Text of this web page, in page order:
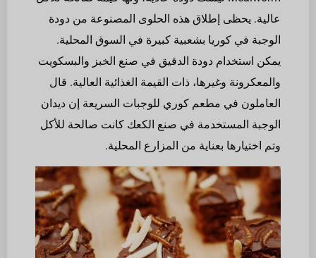
عالية. يحظى إطلاق هذه الحلوى المصنوعة من دودة
الوجبة في كوريا بشعبية كبيرة في السوق المحلية.
يمكن استخدام دودة الدقيق في صنع الخبز والبسكويت
والمعكرونة وغيرها، ذات القيمة الغذائية العالية. قال
العاملون في مطعم كوري للوجبات السريعة إن ديدان
الوجبة المستخدمة في صنع الكعك كانت صالحة للأكل
وتم اختيارها بعناية من المزارع المحلية.